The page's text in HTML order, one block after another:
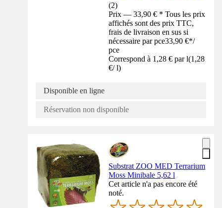
(2)
Prix — 33,90 € * Tous les prix
affichés sont des prix TTC,
frais de livraison en sus si
nécessaire par pce33,90 €*/
pce
Correspond à 1,28 € par l(1,28
€/ l)
Disponible en ligne
Réservation non disponible
Substrat ZOO MED Terrarium
Moss Minibale 5,62 l
Cet article n'a pas encore été
noté.